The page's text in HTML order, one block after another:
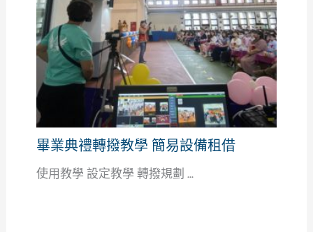
畢業典禮轉撥教學 簡易設備租借
使用教學 設定教學 轉撥規劃 ...